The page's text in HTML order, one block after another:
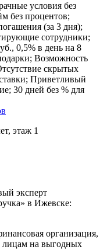
условия без
без процентов;
(за 3 дня);
сотрудники;
0,5% в день на 8
Возможность
скрытых
Приветливый
30 дней без % для
этаж 1
эксперт
в Ижевске:
организация,
лицам на выгодных